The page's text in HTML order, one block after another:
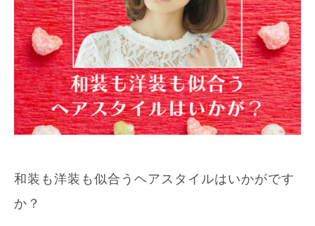
和装も洋装も似合うヘアスタイルはいかがです
か？